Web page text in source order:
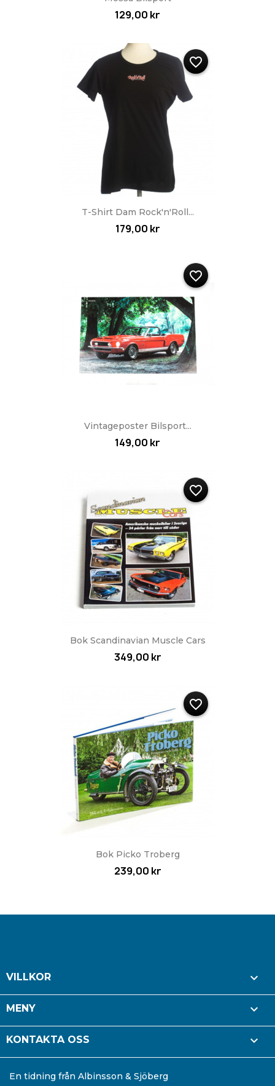
129,00 kr
T-Shirt Dam Rock'n'Roll...
179,00 kr
favorite_border
Vintageposter Bilsport...
149,00 kr
favorite_border
Bok Scandinavian Muscle Cars
349,00 kr
favorite_border
Bok Picko Troberg
239,00 kr
favorite_border
VILLKOR 
MENY 
KONTAKTA OSS 
En tidning från Albinsson & Sjöberg